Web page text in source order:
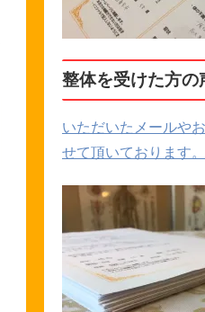
整体を受けた方の
いただいたメールや
せて頂いております。